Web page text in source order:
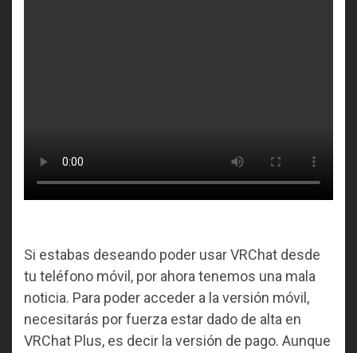
Si estabas deseando poder usar VRChat desde
tu teléfono móvil, por ahora tenemos una mala
noticia. Para poder acceder a la versión móvil,
necesitarás por fuerza estar dado de alta en
VRChat Plus, es decir la versión de pago. Aunque